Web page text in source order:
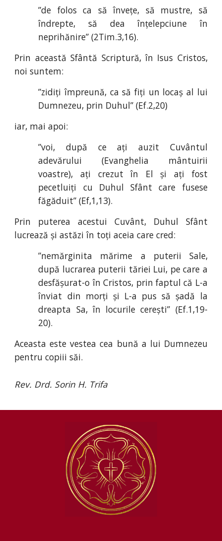
”de folos ca să învețe, să mustre, să
îndrepte, să dea înțelepciune în
neprihănire” (2Tim.3,16).
Prin această Sfântă Scriptură, în Isus Cristos,
noi suntem:
”zidiți împreună, ca să fiți un locaș al lui
Dumnezeu, prin Duhul” (Ef.2,20)
iar, mai apoi:
”voi, după ce ați auzit Cuvântul
adevărului (Evanghelia mântuirii
voastre), ați crezut în El și ați fost
pecetluiți cu Duhul Sfânt care fusese
făgăduit” (Ef,1,13).
Prin puterea acestui Cuvânt, Duhul Sfânt
lucrează și astăzi în toți aceia care cred:
”nemărginita mărime a puterii Sale,
după lucrarea puterii tăriei Lui, pe care a
desfășurat-o în Cristos, prin faptul că L-a
înviat din morți și L-a pus să șadă la
dreapta Sa, în locurile cerești” (Ef.1,19-
20).
Aceasta este vestea cea bună a lui Dumnezeu
pentru copiii săi.
Rev. Drd. Sorin H. Trifa